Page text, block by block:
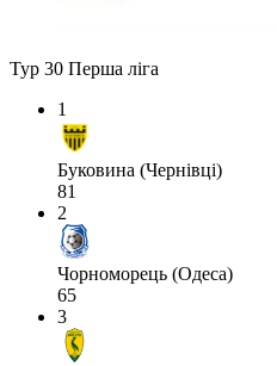
Тур 30 Перша ліга
1
Буковина (Чернівці)
81
2
Чорноморець (Одеса)
65
3